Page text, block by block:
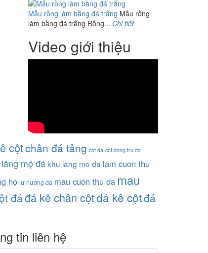
Mẫu rồng làm bằng đá trắng Mẫu rồng
làm bằng đá trắng Rồng... Chi tiết
Video giới thiệu
cộtchân đá tảng cot da cot dong tru da
mộ đá khu lang mo da lam cuon thu
họ lư hương đá mau cuon thu da mau
đáđá kê chân cộtđá kê cộtđá
tin liên hệ